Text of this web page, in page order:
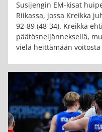
Susijengin EM-kisat
Riikassa, jossa Kreikka
92-89 (48-34). Kreikka
päätösneljänneksellä,
vielä heittämään